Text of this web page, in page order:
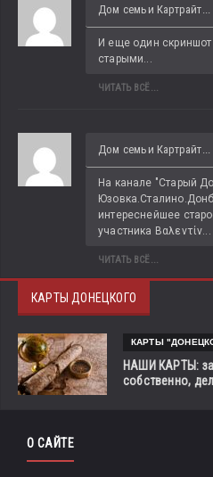
Дом семьи Картрайт...
И еще один скриншот
старыми...
ЧИТАТЬ ВСЁ...
Дом семьи Картрайт...
На канале "Старый
интереснейшее
участника Βαλεντίν...
ЧИТАТЬ ВСЁ...
КАРТЫ ДОНЕЦКОГО
КАРТЫ
НАШИ КАРТЫ:
собственно,
О САЙТЕ